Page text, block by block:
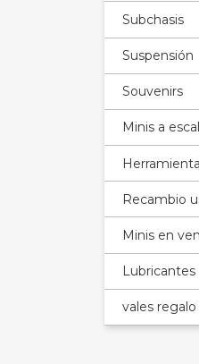
Subchasis
Suspensión
Souvenirs
Minis a
Recambio
Minis en
Lubricantes
vales regalo